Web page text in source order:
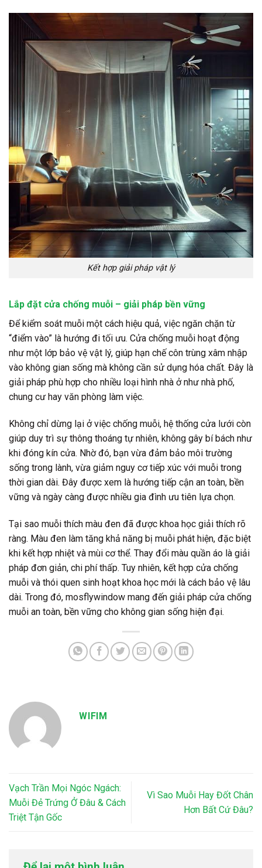
Kết hợp giải pháp vật lý
Lắp đặt cửa chống muỗi – giải pháp bền vững
Để kiểm soát muỗi một cách hiệu quả, việc ngăn chặn từ
“điểm vào” là hướng đi tối ưu. Cửa chống muỗi hoạt động
như một lớp bảo vệ vật lý, giúp hạn chế côn trùng xâm nhập
vào không gian sống mà không cần sử dụng hóa chất. Đây là
giải pháp phù hợp cho nhiều loại hình nhà ở như nhà phố,
chung cư hay văn phòng làm việc.
Không chỉ dừng lại ở việc chống muỗi, hệ thống cửa lưới còn
giúp duy trì sự thông thoáng tự nhiên, không gây bí bách như
khi đóng kín cửa. Nhờ đó, bạn vừa đảm bảo môi trường
sống trong lành, vừa giảm nguy cơ tiếp xúc với muỗi trong
thời gian dài. Đây được xem là hướng tiếp cận an toàn, bền
vững và ngày càng được nhiều gia đình ưu tiên lựa chọn.
Tại sao muỗi thích màu đen đã được khoa học giải thích rõ
ràng. Màu đen làm tăng khả năng bị muỗi phát hiện, đặc biệt
khi kết hợp nhiệt và mùi cơ thể. Thay đổi màu quần áo là giải
pháp đơn giản, chi phí thấp. Tuy nhiên, kết hợp cửa chống
muỗi và thói quen sinh hoạt khoa học mới là cách bảo vệ lâu
dài. Trong đó, mosflywindow mang đến giải pháp cửa chống
muỗi an toàn, bền vững cho không gian sống hiện đại.
WIFIM
Vạch Trần Mọi Ngóc Ngách:
Muỗi Đẻ Trứng Ở Đâu & Cách
Triệt Tận Gốc
Vì Sao Muỗi Hay Đốt Chân
Hơn Bất Cứ Đâu?